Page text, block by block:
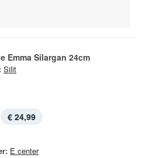
Pfanne Emma Silargan 24cm
Silit
€ 24,99
E center